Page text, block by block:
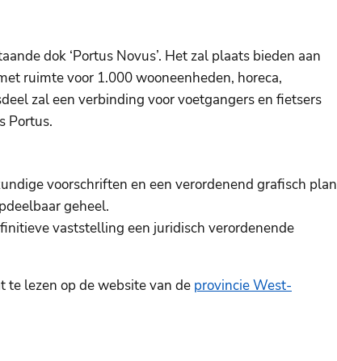
dok ‘Portus Novus’. Het zal plaats bieden aan
ruimte voor 1.000 wooneenheden, horeca,
zal een verbinding voor voetgangers en fietsers
Portus.
voorschriften en een verordenend grafisch plan
geheel.
vaststelling een juridisch verordenende
te lezen op de website van de provincie West-